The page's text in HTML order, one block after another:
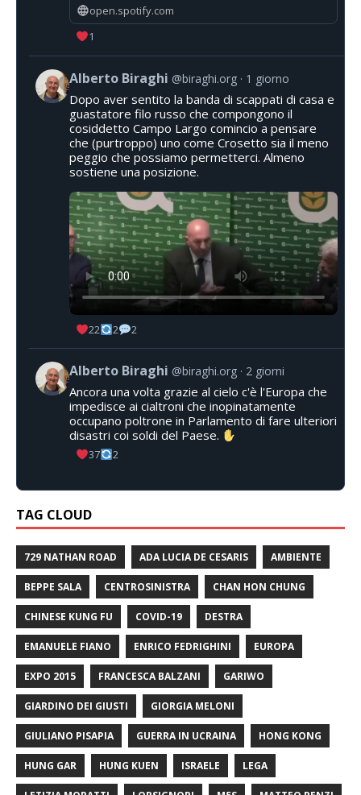
open.spotify.com
1
Alberto Biraghi @biraghi.org 1 giorno
Dopo aver sentito la banda di scappati di casa e
guastatore filo russo che compongono il
cosiddetto Campo Largo comincio a pensare
che (purtroppo) uno come Crosetto sia il meno
peggio che possiamo permetterci. Almeno
sostiene una posizione.
22 2 2
Alberto Biraghi @biraghi.org 2 giorni
Ancora una volta grazie al cielo c'è l'Europa che
impedisce ai cialtroni che inopinatamente
occupano poltrone in Parlamento di fare ulteriori
disastri coi soldi del Paese.
37 2
TAG CLOUD
729 NATHAN ROAD ADA LUCIA DE CESARIS AMBIENTE
BEPPE SALA CENTROSINISTRA CHAN HON CHUNG
CHINESE KUNG FU COVID-19 DESTRA
EMANUELE FIANO ENRICO FEDRIGHINI EUROPA
EXPO 2015 FRANCESCA BALZANI GARIWO
GIARDINO DEI GIUSTI GIORGIA MELONI
GIULIANO PISAPIA GUERRA IN UCRAINA HONG KONG
HUNG GAR HUNG KUEN ISRAELE LEGA